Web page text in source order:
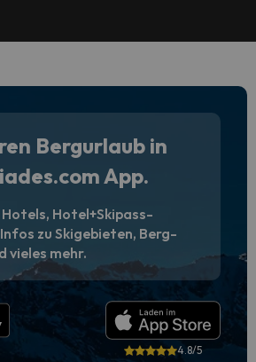
Bergurlaub in
App.
Hotel+Skipass-
zu Skigebieten, Berg-
vieles mehr.
4.8/5